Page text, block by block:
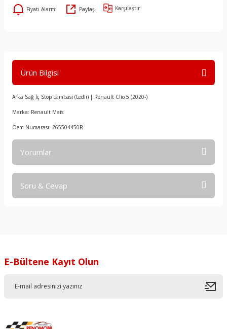
Fiyatı Alarmı Paylaş Karşılaştır
Ürün Bilgisi
Arka Sağ İç Stop Lambası (Ledli) | Renault Clio 5 (2020-)
Marka: Renault Mais
Oem Numarası: 265504450R
Yorumlar
Soru & Cevap
E-Bültene Kayıt Olun